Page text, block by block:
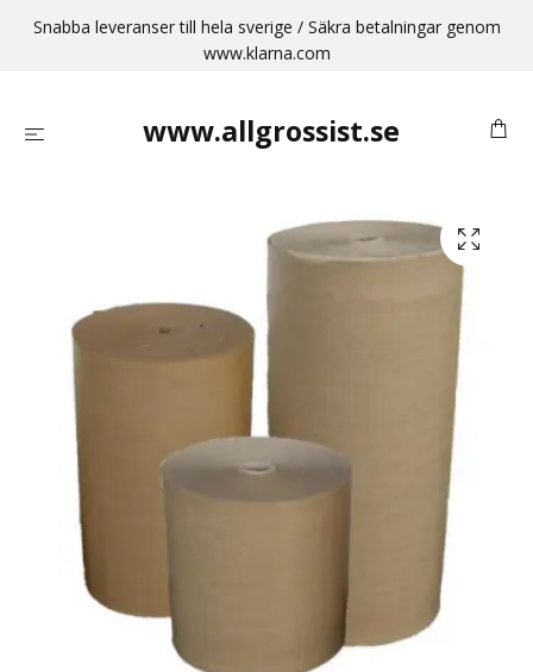
Snabba leveranser till hela sverige / Säkra betalningar genom
www.klarna.com
www.allgrossist.se